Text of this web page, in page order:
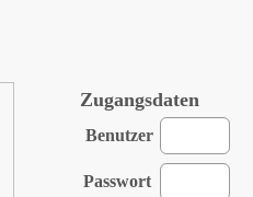
Zugangsdaten
Benutzer
Passwort